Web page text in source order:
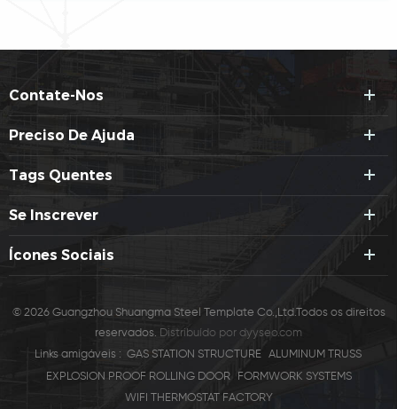
Contate-Nos
Preciso De Ajuda
Tags Quentes
Se Inscrever
Ícones Sociais
© 2026 Guangzhou Shuangma Steel Template Co.,Ltd.Todos os direitos
reservados. Distribuído por dyyseo.com
Links amigáveis : GAS STATION STRUCTURE
ALUMINUM TRUSS
EXPLOSION PROOF ROLLING DOOR
FORMWORK SYSTEMS
WIFI THERMOSTAT FACTORY